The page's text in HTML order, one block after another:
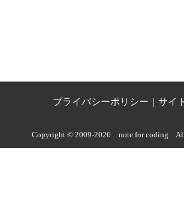
プライバシーポリシー サイ
Copyright © 2009-2026 note for coding All